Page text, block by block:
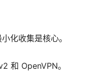
化收集是核心。
和 OpenVPN。